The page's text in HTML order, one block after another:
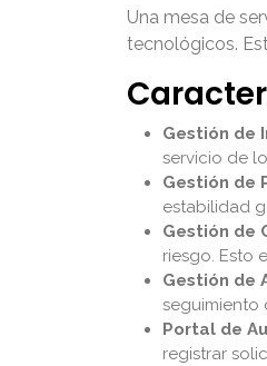
Una mesa de
tecnológicos.
Gestión de
servicio de
Gestión de
estabilidad
Gestión de
riesgo. Esto
Gestión de
seguimiento
Portal de
registrar